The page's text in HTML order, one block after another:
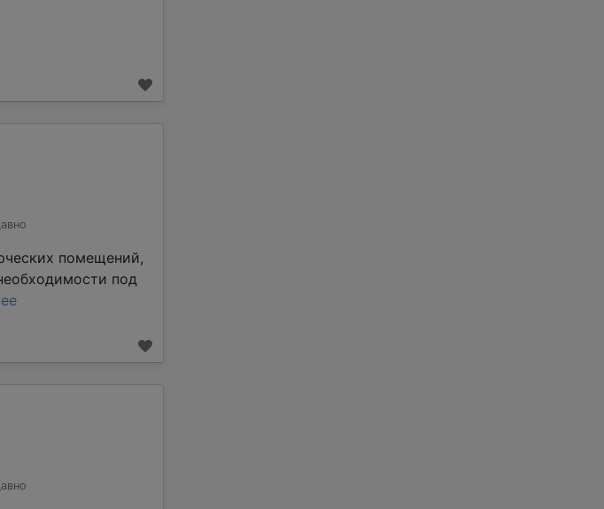
помещений,
под